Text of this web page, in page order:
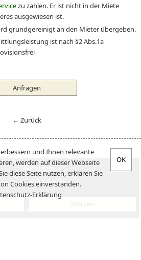
zu zahlen. Er ist nicht in der Miete
ausgewiesen ist.
grundgereinigt an den Mieter übergeben.
ist nach §2 Abs.1a
Anfragen
← Zurück
Mieter-Info
Vermieter-Info
Jobs
und Ihnen relevante
werden auf dieser Webseite
diese Seite nutzen, erklären Sie
Cookies einverstanden.
Erklärung